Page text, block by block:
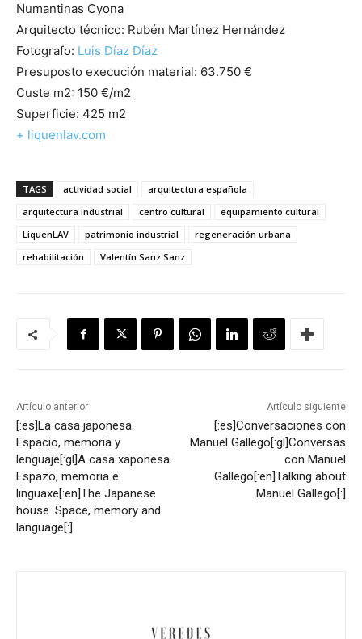
Numantinas Cyona
Arquitecto técnico: Rubén Martínez Hernández
Fotografo: Luis Díaz Díaz
Presuposto execución material: 63.750 €
Custe m2: 150 €/m2
Superficie: 425 m2
+ liquenlav.com
TAGS actividad social
arquitectura española
arquitectura industrial
centro cultural
equipamiento cultural
LiquenLAV
patrimonio industrial
regeneración urbana
rehabilitación
Valentín Sanz Sanz
Artículo anterior
[:es]La casa japonesa.
Espacio, memoria y
lenguaje[:gl]A casa xaponesa.
Espazo, memoria e
linguaxe[:en]The Japanese
house. Space, memory and
language[:]
Artículo siguiente
[:es]Conversaciones con
Manuel Gallego[:gl]Conversas
con Manuel
Gallego[:en]Talking about
Manuel Gallego[:]